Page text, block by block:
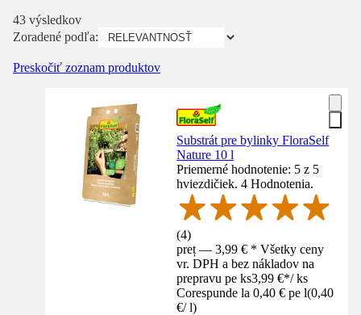
43 výsledkov
Zoradené podľa:
Preskočiť zoznam produktov
Substrát pre bylinky FloraSelf
Nature 10 l
Priemerné hodnotenie: 5 z 5
hviezdičiek. 4 Hodnotenia.
(4)
preț — 3,99 € * Všetky ceny
vr. DPH a bez nákladov na
prepravu pe ks3,99 €*/ ks
Corespunde la 0,40 € pe l(0,40
€/ l)